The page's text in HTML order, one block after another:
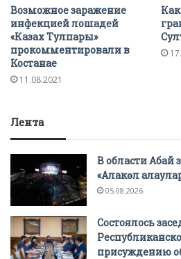
Возможное заражение
инфекцией лошадей
«Казах Тулпары»
прокомментировали в
Костанае
11.08.2021
Лента
В области Абай
«Алакөл
05.08.2026
Состоялось
присуждению